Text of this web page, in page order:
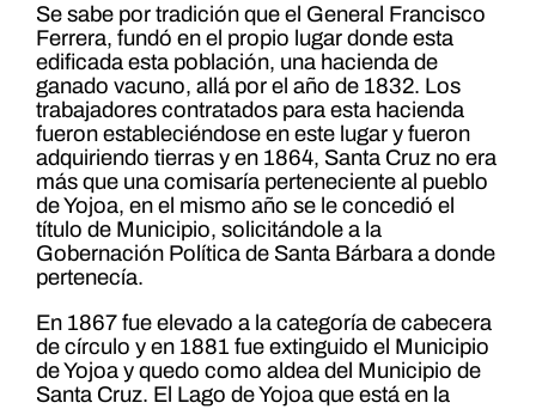
Se sabe por tradición que el General Francisco
Ferrera, fundó en el propio lugar donde esta
edificada esta población, una hacienda de
ganado vacuno, allá por el año de 1832. Los
trabajadores contratados para esta hacienda
fueron estableciéndose en este lugar y fueron
adquiriendo tierras y en 1864, Santa Cruz no era
más que una comisaría perteneciente al pueblo
de Yojoa, en el mismo año se le concedió el
título de Municipio, solicitándole a la
Gobernación Política de Santa Bárbara a donde
pertenecía.
En 1867 fue elevado a la categoría de cabecera
de círculo y en 1881 fue extinguido el Municipio
de Yojoa y quedo como aldea del Municipio de
Santa Cruz. El Lago de Yojoa que está en la